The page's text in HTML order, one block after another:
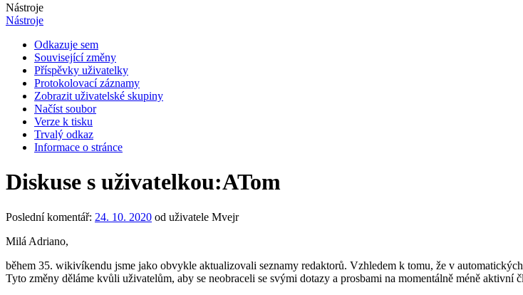
Nástroje
Nástroje
Odkazuje sem
Související změny
Příspěvky uživatelky
Protokolovací záznamy
Zobrazit uživatelské skupiny
Načíst soubor
Verze k tisku
Trvalý odkaz
Informace o stránce
Diskuse s uživatelkou:ATom
Poslední komentář: 24. 10. 2020 od uživatele Mvejr
Milá Adriano,
během 35. wikivíkendu jsme jako obvykle aktualizovali seznamy redaktorů. Vzhledem k tomu, že v
Tyto změny děláme kvůli uživatelům, aby se neobraceli se svými dotazy a prosbami na momentálně méně aktivní